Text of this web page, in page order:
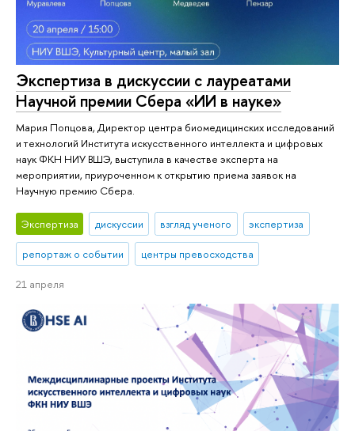
Экспертиза в дискуссии с лауреатами
Научной премии Сбера «ИИ в науке»
Мария Попцова, Директор центра биомедицинских исследований
и технологий Института искусственного интеллекта и цифровых
наук ФКН НИУ ВШЭ, выступила в качестве эксперта на
мероприятии, приуроченном к открытию приема заявок на
Научную премию Сбера.
Экспертиза дискуссии взгляд ученого экспертиза
репортаж о событии центры превосходства
21 апреля